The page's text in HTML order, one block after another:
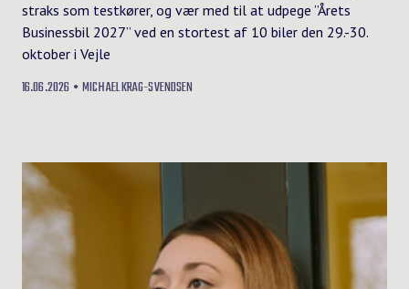
straks som testkører, og vær med til at udpege ”Årets
Businessbil 2027” ved en stortest af 10 biler den 29.-30.
oktober i Vejle
16.06.2026 MICHAEL KRAG-SVENDSEN